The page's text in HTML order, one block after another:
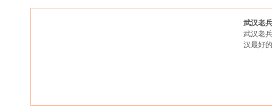
武汉老
武汉老
汉最好